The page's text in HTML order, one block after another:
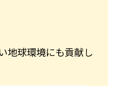
地球環境にも貢献し